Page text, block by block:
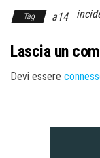
Tag a14
Lascia un
Devi essere